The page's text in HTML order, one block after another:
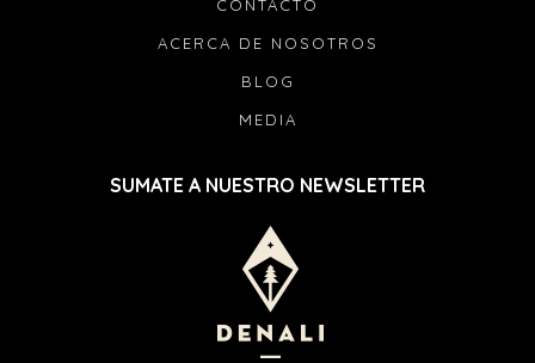
CONTACTO
ACERCA DE NOSOTROS
BLOG
MEDIA
SUMATE A NUESTRO NEWSLETTER